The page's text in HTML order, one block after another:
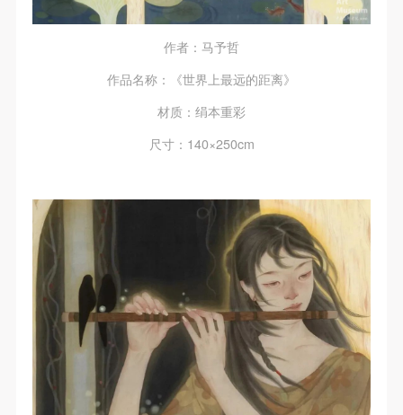
作者：马予哲
作品名称：《世界上最远的距离》
材质：绢本重彩
尺寸：140×250cm